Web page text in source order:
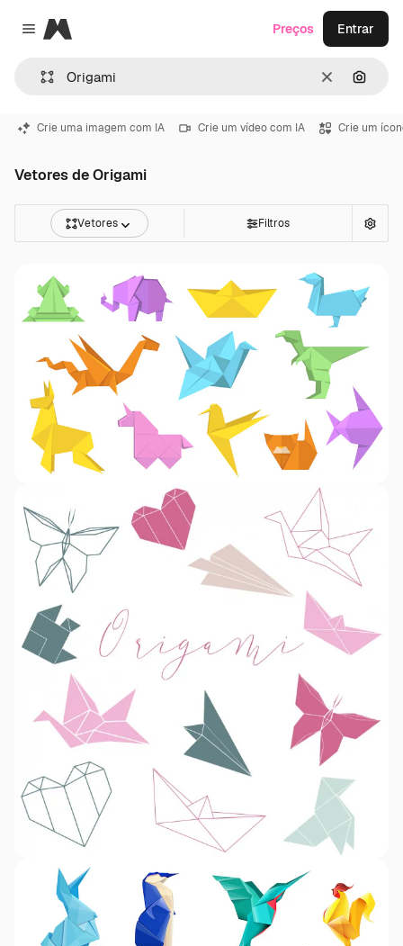
Close menu
Magnific
Limpar
Preços Entrar
Crie uma imagem com IA Crie um vídeo com IA Crie um
Vetores de Origami
Vetores Filtros